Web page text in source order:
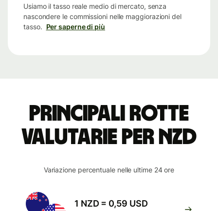
Usiamo il tasso reale medio di mercato, senza
nascondere le commissioni nelle maggiorazioni del
tasso. Per saperne di più
Principali rotte
valutarie per NZD
Variazione percentuale nelle ultime 24 ore
1 NZD = 0,59 USD